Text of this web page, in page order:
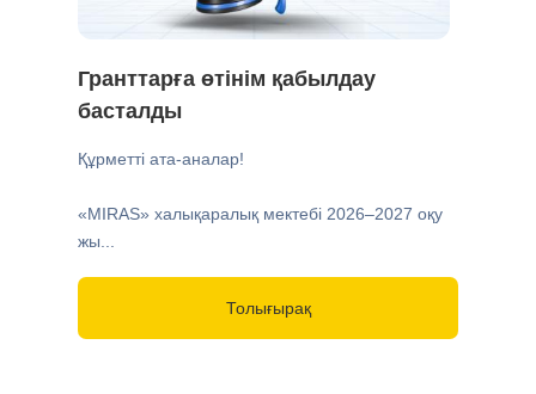
Гранттарға өтінім қабылдау
басталды
Құрметті ата-аналар!
«MIRAS» халықаралық мектебі 2026–2027 оқу
жы...
Толығырақ